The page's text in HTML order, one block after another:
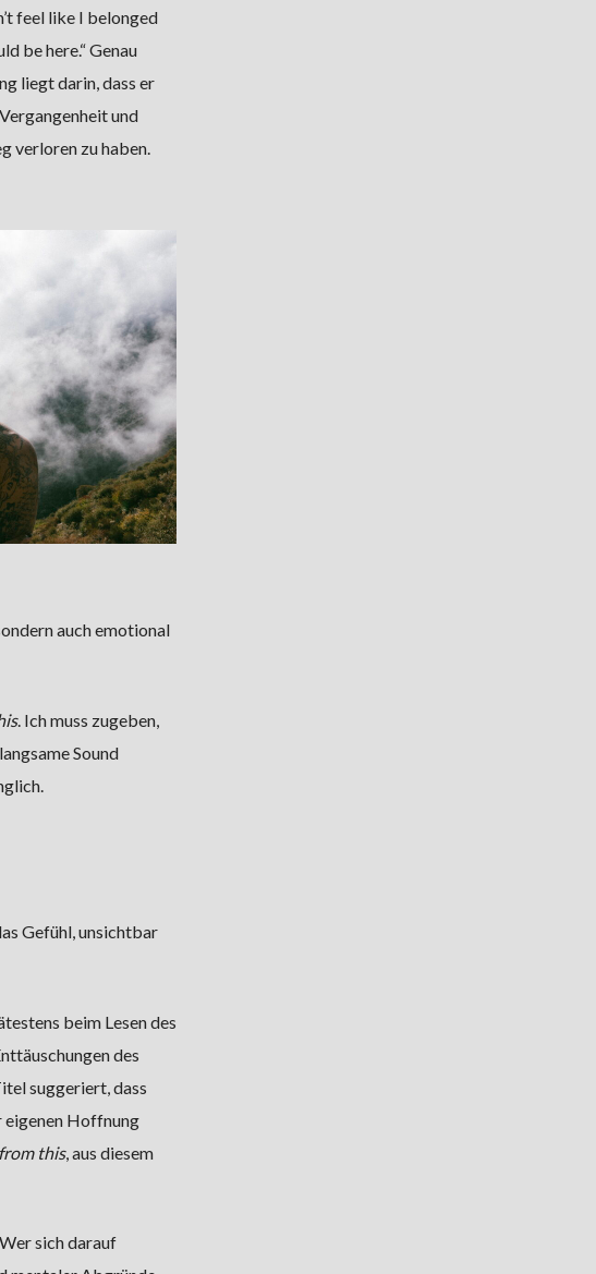
feel like I belonged
be here.“ Genau
liegt darin, dass er
und
verloren zu haben.
auch emotional
. Ich muss zugeben,
Sound
Gefühl, unsichtbar
beim Lesen des
des
suggeriert, dass
Hoffnung
this, aus diesem
sich darauf